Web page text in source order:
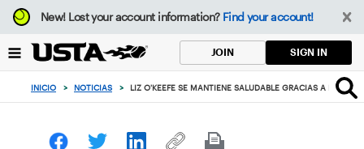
Enfoque
desde
botón
volver
principio
New!Lost your account information? Find your account!
JOIN SIGN IN
INICIO > NOTICIAS > LIZ O'KEEFE SE MANTIENE SALUDABLE GRACIAS A LAS